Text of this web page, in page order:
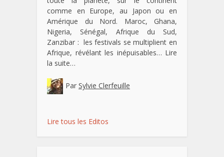
comme en Europe, au Japon ou en
Amérique du Nord. Maroc, Ghana,
Nigeria, Sénégal, Afrique du Sud,
Zanzibar : les festivals se multiplient en
Afrique, révélant les inépuisables… Lire
la suite…
Par Sylvie Clerfeuille
Lire tous les Editos